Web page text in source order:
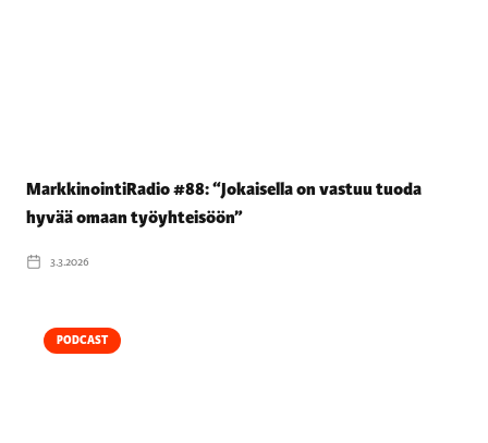
MarkkinointiRadio #88: “Jokaisella on vastuu tuoda
hyvää omaan työyhteisöön”
3.3.2026
PODCAST